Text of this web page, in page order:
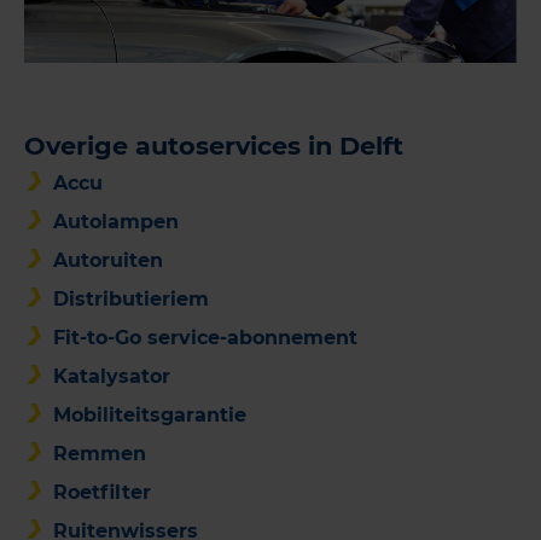
Overige autoservices in Delft
Accu
Autolampen
Autoruiten
Distributieriem
Fit-to-Go service-abonnement
Katalysator
Mobiliteitsgarantie
Remmen
Roetfilter
Ruitenwissers